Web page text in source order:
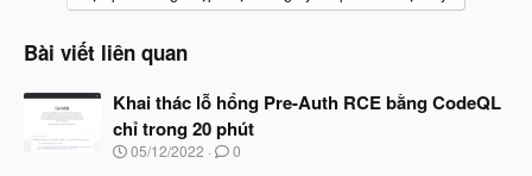
o
n
:
Bài viết liên quan
Khai thác lỗ hổng Pre-Auth RCE bằng CodeQL
chỉ trong 20 phút
N
05/12/2022 0